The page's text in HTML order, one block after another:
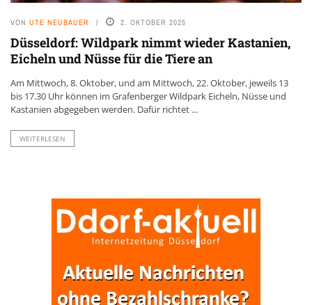
VON UTE NEUBAUER 2. OKTOBER 2025
Düsseldorf: Wildpark nimmt wieder Kastanien,
Eicheln und Nüsse für die Tiere an
Am Mittwoch, 8. Oktober, und am Mittwoch, 22. Oktober, jeweils 13
bis 17.30 Uhr können im Grafenberger Wildpark Eicheln, Nüsse und
Kastanien abgegeben werden. Dafür richtet ...
WEITERLESEN